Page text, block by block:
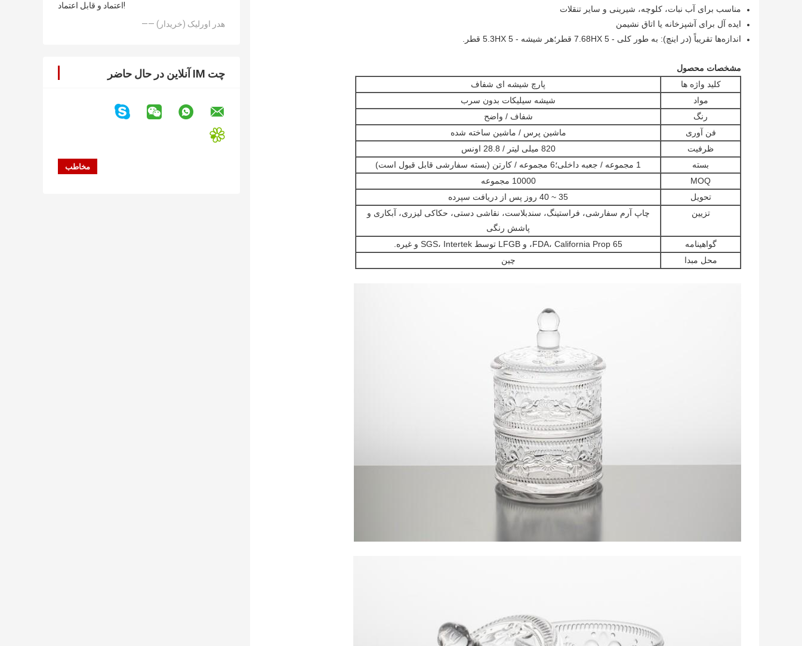
اعتماد و قابل اعتماد!
—— هدر اورلیک (خریدار)
چت IM آنلاین در حال حاضر
مناسب برای آب نبات، کلوچه، شیرینی و سایر تنقلات
ایده آل برای آشپزخانه یا اتاق نشیمن
اندازه‌ها تقریباً (در اینچ): به طور کلی - 7.68HX 5 قطر؛هر شیشه - 5.3HX 5 قطر.
مشخصات محصول
کلید واژه ها
پارچ شیشه ای شفاف
مواد
شیشه سیلیکات بدون سرب
رنگ
شفاف / واضح
فن آوری
ماشین پرس / ماشین ساخته شده
ظرفیت
820 میلی لیتر / 28.8 اونس
بسته
1 مجموعه / جعبه داخلی؛6 مجموعه / کارتن (بسته سفارشی قابل قبول است)
MOQ
10000 مجموعه
تحویل
35 ~ 40 روز پس از دریافت سپرده
تزیین
چاپ آرم سفارشی، فراستینگ، سندبلاست، نقاشی دستی، حکاکی لیزری، آبکاری و
پاشش رنگی
گواهینامه
FDA، California Prop 65، و LFGB توسط SGS، Intertek و غیره.
محل مبدا
چین